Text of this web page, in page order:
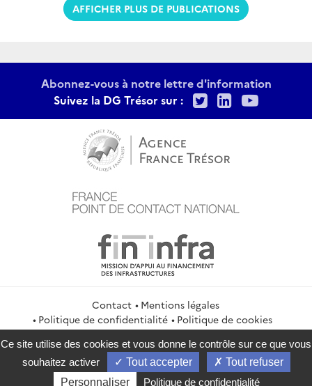
AFFICHER PLUS DE PUBLICATIONS
Abonnez-vous à notre lettre d'information
Suivez la DG Trésor sur :
TwitterLinkedIn
Contact
Mentions légales
Politique de confidentialité
Politique de cookies
Gestion des cookies
Flux RSS
service-public.gouv.fr
legifrance.gouv.fr
info.gouv.fr
data.gouv.fr
Ce site utilise des cookies et vous donne le contrôle sur ce que vous
souhaitez activer
Tout accepter
Tout refuser
Personnaliser
Politique de confidentialité